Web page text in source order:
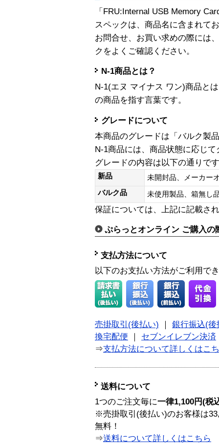
「FRU:Internal USB Memory
スペックは、商品名に含まれて
お問合せ、お買い求めの際には
クをよくご確認ください。
N-1商品とは？
N-1(エヌ マイナス ワン)商品と
の商品を指す言葉です。
グレードについて
本商品のグレードは「バルク製
N-1商品には、商品状態に応じ
グレードの内容は以下の通りで
新品
未開封品、メーカー
バルク品
未使用製品、箱無
保証については、上記に記載さ
ぷらっとオンライン ご購入の
支払方法について
以下のお支払い方法がご利用で
売掛取引(後払い)
銀行振込(後
換宅配便
セブンイレブン決済
⇒支払方法について詳しくはこ
送料について
1つのご注文毎に一律1,100円(税
※売掛取引(後払い)のお客様は
無料！
⇒送料について詳しくはこちら